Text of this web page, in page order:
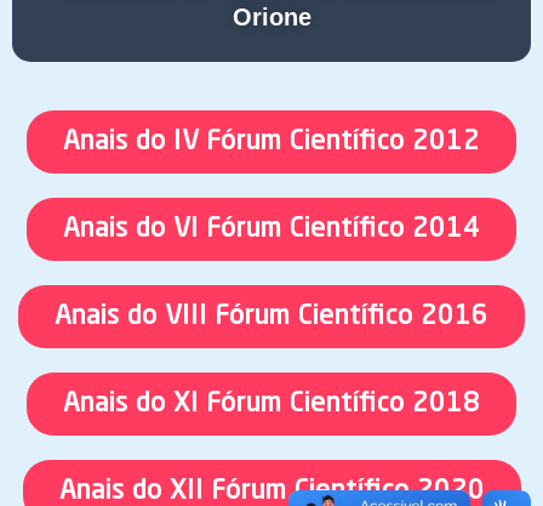
Orione
Anais do IV Fórum Científico 2012
Anais do VI Fórum Científico 2014
Anais do VIII Fórum Científico 2016
Anais do XI Fórum Científico 2018
Anais do XII Fórum Científico 2020